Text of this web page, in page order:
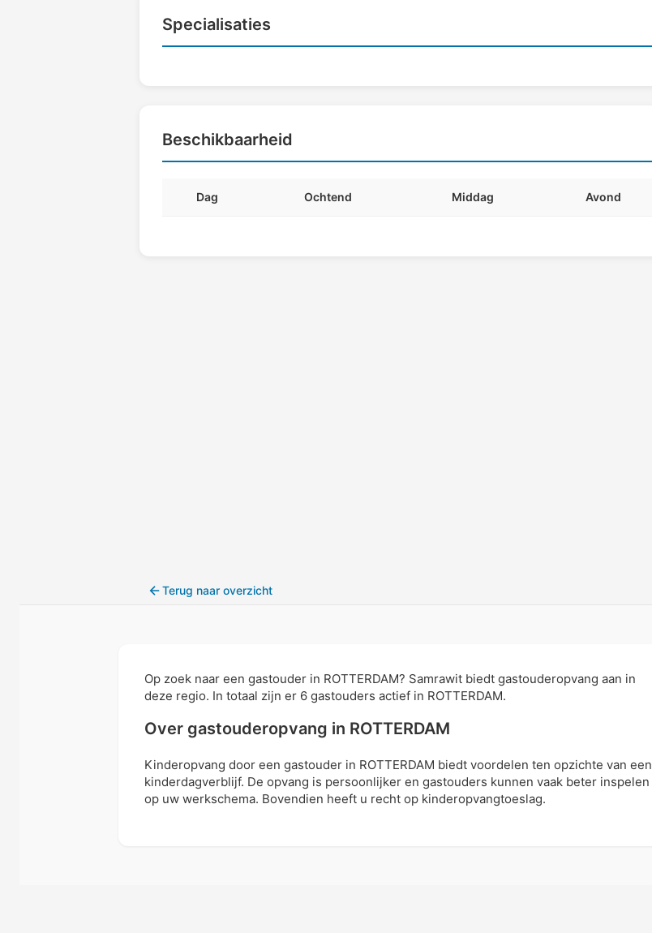
Specialisaties
Beschikbaarheid
Dag Ochtend Middag Avond
Terug naar overzicht
Op zoek naar een gastouder in ROTTERDAM? Samrawit biedt gastouderopvang aan in
deze regio. In totaal zijn er 6 gastouders actief in ROTTERDAM.
Over gastouderopvang in ROTTERDAM
Kinderopvang door een gastouder in ROTTERDAM biedt voordelen ten opzichte van een
kinderdagverblijf. De opvang is persoonlijker en gastouders kunnen vaak beter inspelen
op uw werkschema. Bovendien heeft u recht op kinderopvangtoeslag.